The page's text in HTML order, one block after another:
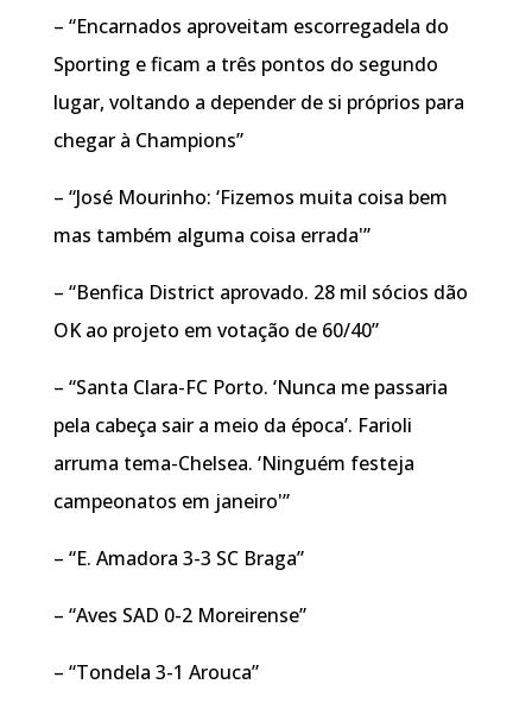
– “Encarnados aproveitam escorregadela do
Sporting e ficam a três pontos do segundo
lugar, voltando a depender de si próprios para
chegar à Champions”
– “José Mourinho: ‘Fizemos muita coisa bem
mas também alguma coisa errada'”
– “Benfica District aprovado. 28 mil sócios dão
OK ao projeto em votação de 60/40”
– “Santa Clara-FC Porto. ‘Nunca me passaria
pela cabeça sair a meio da época’. Farioli
arruma tema-Chelsea. ‘Ninguém festeja
campeonatos em janeiro'”
– “E. Amadora 3-3 SC Braga”
– “Aves SAD 0-2 Moreirense”
– “Tondela 3-1 Arouca”